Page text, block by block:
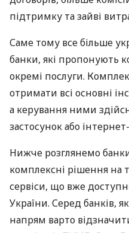
підтримку та зайві
Саме тому все більше
банки, які пропонують
окремі послуги.
отримати всі основні
а керування ними
застосунок або
Нижче розглянемо
комплексні рішення на
сервіси, що вже
України. Серед банків,
напрям варто